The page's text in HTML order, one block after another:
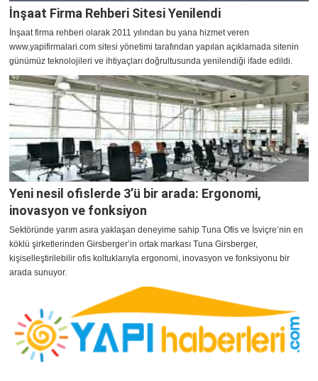
İnşaat Firma Rehberi Sitesi Yenilendi
​İnşaat firma rehberi olarak 2011 yılından bu yana hizmet veren
www.yapifirmalari.com sitesi yönetimi tarafından yapılan açıklamada sitenin
günümüz teknolojileri ve ihtiyaçları doğrultusunda yenilendiği ifade edildi.
Yeni nesil ofislerde 3’ü bir arada: Ergonomi,
inovasyon ve fonksiyon
Sektöründe yarım asıra yaklaşan deneyime sahip Tuna Ofis ve İsviçre’nin en
köklü şirketlerinden Girsberger’in ortak markası Tuna Girsberger,
kişiselleştirilebilir ofis koltuklarıyla ergonomi, inovasyon ve fonksiyonu bir
arada sunuyor.